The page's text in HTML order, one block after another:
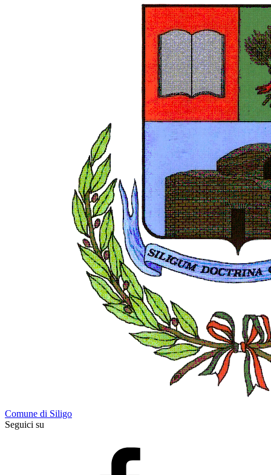
Comune di Siligo
Seguici su